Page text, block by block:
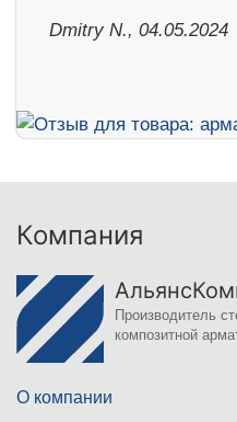
​Dmitry N., 04.05.2024
Компания
Производитель
композитной
О компании